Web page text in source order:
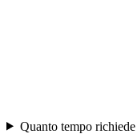
Quanto tempo